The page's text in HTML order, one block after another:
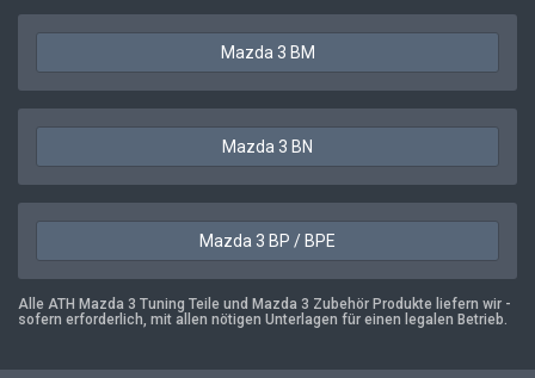
Mazda 3 BM
Mazda 3 BN
Mazda 3 BP / BPE
Alle ATH Mazda 3 Tuning Teile und Mazda 3 Zubehör Produkte liefern wir -
sofern erforderlich, mit allen nötigen Unterlagen für einen legalen Betrieb.